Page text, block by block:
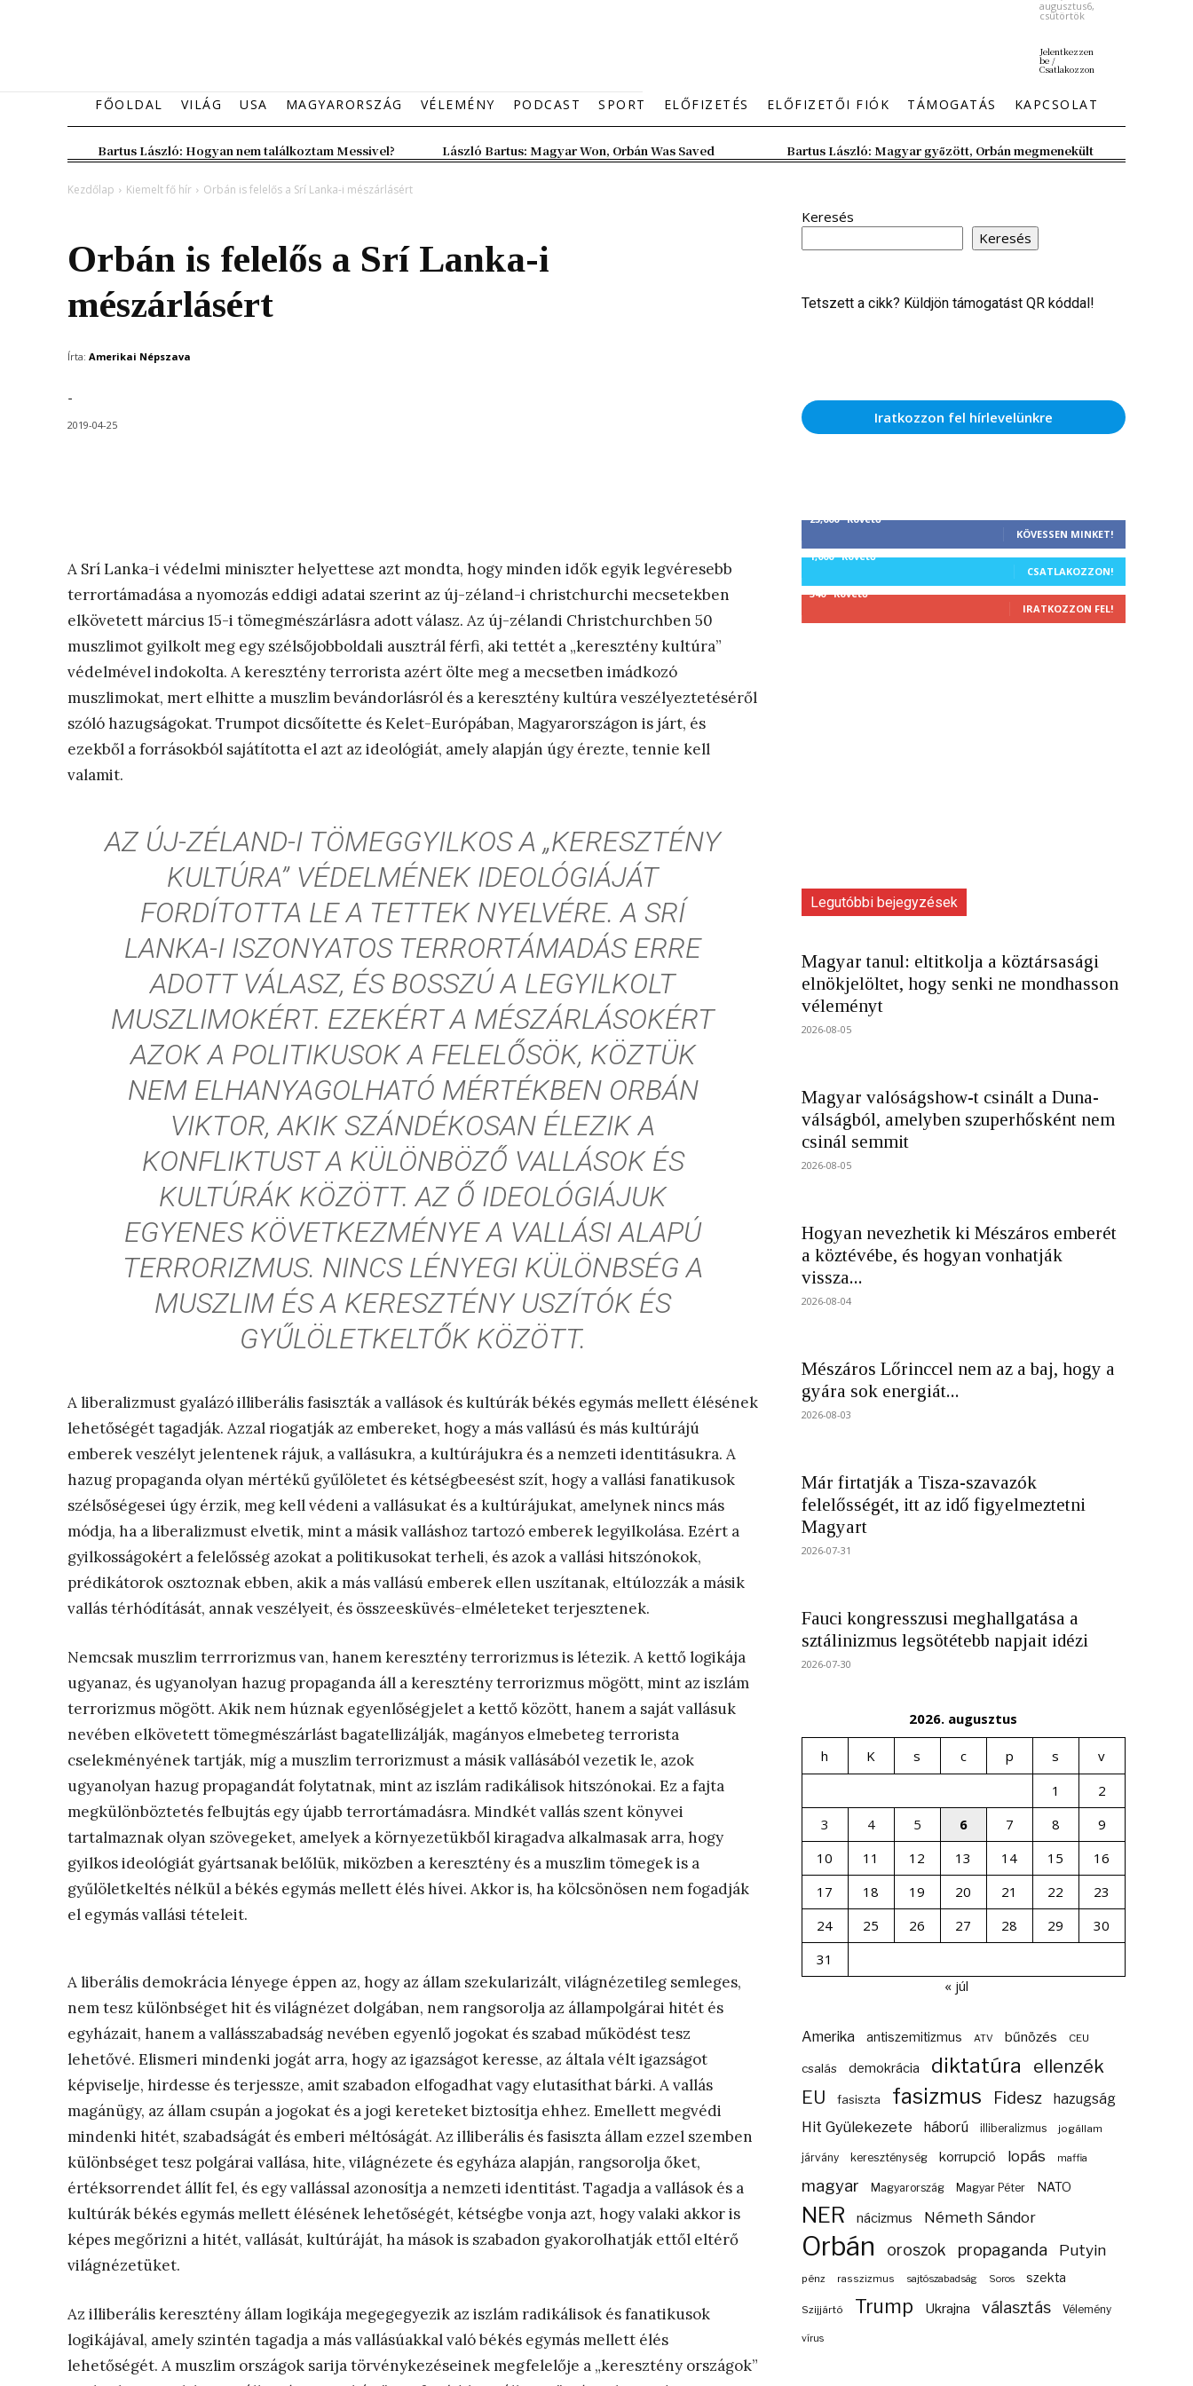
augusztus6,
csütörtök
Jelentkezzen
be /
Csatlakozzon
FŐOLDAL VILÁG USA MAGYARORSZÁG VÉLEMÉNY PODCAST SPORT ELŐFIZETÉS ELŐFIZETŐI FIÓK TÁMOGATÁS KAPCSOLAT
Bartus László: Hogyan nem találkoztam Messivel? László Bartus: Magyar Won, Orbán Was Saved Bartus László: Magyar győzött, Orbán megmenekült
Kezdőlap Kiemelt fő hír Orbán is felelős a Srí Lanka-i mészárlásért
Orbán is felelős a Srí Lanka-i
mészárlásért
Írta: Amerikai Népszava
-
2019-04-25
A Srí Lanka-i védelmi miniszter helyettese azt mondta, hogy minden idők egyik legvéresebb
terrortámadása a nyomozás eddigi adatai szerint az új-zéland-i christchurchi mecsetekben
elkövetett március 15-i tömegmészárlásra adott válasz. Az új-zélandi Christchurchben 50
muszlimot gyilkolt meg egy szélsőjobboldali ausztrál férfi, aki tettét a „keresztény kultúra”
védelmével indokolta. A keresztény terrorista azért ölte meg a mecsetben imádkozó
muszlimokat, mert elhitte a muszlim bevándorlásról és a keresztény kultúra veszélyeztetéséről
szóló hazugságokat. Trumpot dicsőítette és Kelet-Európában, Magyarországon is járt, és
ezekből a forrásokból sajátította el azt az ideológiát, amely alapján úgy érezte, tennie kell
valamit.
AZ ÚJ-ZÉLAND-I TÖMEGGYILKOS A „KERESZTÉNY
KULTÚRA” VÉDELMÉNEK IDEOLÓGIÁJÁT
FORDÍTOTTA LE A TETTEK NYELVÉRE. A SRÍ
LANKA-I ISZONYATOS TERRORTÁMADÁS ERRE
ADOTT VÁLASZ, ÉS BOSSZÚ A LEGYILKOLT
MUSZLIMOKÉRT. EZEKÉRT A MÉSZÁRLÁSOKÉRT
AZOK A POLITIKUSOK A FELELŐSÖK, KÖZTÜK
NEM ELHANYAGOLHATÓ MÉRTÉKBEN ORBÁN
VIKTOR, AKIK SZÁNDÉKOSAN ÉLEZIK A
KONFLIKTUST A KÜLÖNBÖZŐ VALLÁSOK ÉS
KULTÚRÁK KÖZÖTT. AZ Ő IDEOLÓGIÁJUK
EGYENES KÖVETKEZMÉNYE A VALLÁSI ALAPÚ
TERRORIZMUS. NINCS LÉNYEGI KÜLÖNBSÉG A
MUSZLIM ÉS A KERESZTÉNY USZÍTÓK ÉS
GYŰLÖLETKELTŐK KÖZÖTT.
A liberalizmust gyalázó illiberális fasiszták a vallások és kultúrák békés egymás mellett élésének
lehetőségét tagadják. Azzal riogatják az embereket, hogy a más vallású és más kultúrájú
emberek veszélyt jelentenek rájuk, a vallásukra, a kultúrájukra és a nemzeti identitásukra. A
hazug propaganda olyan mértékű gyűlöletet és kétségbeesést szít, hogy a vallási fanatikusok
szélsőségesei úgy érzik, meg kell védeni a vallásukat és a kultúrájukat, amelynek nincs más
módja, ha a liberalizmust elvetik, mint a másik valláshoz tartozó emberek legyilkolása. Ezért a
gyilkosságokért a felelősség azokat a politikusokat terheli, és azok a vallási hitszónokok,
prédikátorok osztoznak ebben, akik a más vallású emberek ellen uszítanak, eltúlozzák a másik
vallás térhódítását, annak veszélyeit, és összeesküvés-elméleteket terjesztenek.
Nemcsak muszlim terrrorizmus van, hanem keresztény terrorizmus is létezik. A kettő logikája
ugyanaz, és ugyanolyan hazug propaganda áll a keresztény terrorizmus mögött, mint az iszlám
terrorizmus mögött. Akik nem húznak egyenlőségjelet a kettő között, hanem a saját vallásuk
nevében elkövetett tömegmészárlást bagatellizálják, magányos elmebeteg terrorista
cselekményének tartják, míg a muszlim terrorizmust a másik vallásából vezetik le, azok
ugyanolyan hazug propagandát folytatnak, mint az iszlám radikálisok hitszónokai. Ez a fajta
megkülönböztetés felbujtás egy újabb terrortámadásra. Mindkét vallás szent könyvei
tartalmaznak olyan szövegeket, amelyek a környezetükből kiragadva alkalmasak arra, hogy
gyilkos ideológiát gyártsanak belőlük, miközben a keresztény és a muszlim tömegek is a
gyűlöletkeltés nélkül a békés egymás mellett élés hívei. Akkor is, ha kölcsönösen nem fogadják
el egymás vallási tételeit.
A liberális demokrácia lényege éppen az, hogy az állam szekularizált, világnézetileg semleges,
nem tesz különbséget hit és világnézet dolgában, nem rangsorolja az állampolgárai hitét és
egyházait, hanem a vallásszabadság nevében egyenlő jogokat és szabad működést tesz
lehetővé. Elismeri mindenki jogát arra, hogy az igazságot keresse, az általa vélt igazságot
képviselje, hirdesse és terjessze, amit szabadon elfogadhat vagy elutasíthat bárki. A vallás
magánügy, az állam csupán a jogokat és a jogi kereteket biztosítja ehhez. Emellett megvédi
mindenki hitét, szabadságát és emberi méltóságát. Az illiberális és fasiszta állam ezzel szemben
különbséget tesz polgárai vallása, hite, világnézete és egyháza alapján, rangsorolja őket,
értéksorrendet állít fel, és egy vallással azonosítja a nemzeti identitást. Tagadja a vallások és a
kultúrák békés egymás mellett élésének lehetőségét, kétségbe vonja azt, hogy valaki akkor is
képes megőrizni a hitét, vallását, kultúráját, ha mások is szabadon gyakorolhatják ettől eltérő
világnézetüket.
Az illiberális keresztény állam logikája megegegyezik az iszlám radikálisok és fanatikusok
logikájával, amely szintén tagadja a más vallásúakkal való békés egymás mellett élés
lehetőségét. A muszlim országok sarija törvénykezéseinek megfelelője a „keresztény országok”
Keresés
Keresés
Tetszett a cikk? Küldjön támogatást QR kóddal!
Iratkozzon fel hírlevelünkre
25,000 Követő
KÖVESSEN MINKET!
1,000 Követő
CSATLAKOZZON!
340 Követő
IRATKOZZON FEL!
Legutóbbi bejegyzések
Magyar tanul: eltitkolja a köztársasági
elnökjelöltet, hogy senki ne mondhasson
véleményt
2026-08-05
Magyar valóságshow-t csinált a Duna-
válságból, amelyben szuperhősként nem
csinál semmit
2026-08-05
Hogyan nevezhetik ki Mészáros emberét
a köztévébe, és hogyan vonhatják
vissza...
2026-08-04
Mészáros Lőrinccel nem az a baj, hogy a
gyára sok energiát...
2026-08-03
Már firtatják a Tisza-szavazók
felelősségét, itt az idő figyelmeztetni
Magyart
2026-07-31
Fauci kongresszusi meghallgatása a
sztálinizmus legsötétebb napjait idézi
2026-07-30
2026. augusztus
h K s c p s
v
1
2
3
4 5 6 7 8
9
10
11 12 13 14 15
16
17
18 19 20 21 22
23
24
25 26 27 28 29
30
31
« júl
Amerika antiszemitizmus ATV bűnözés CEU
csalás demokrácia diktatúra ellenzék
EU fasiszta fasizmus Fidesz hazugság
Hit Gyülekezete háború illiberalizmus jogállam
járvány kereszténység korrupció lopás maffia
magyar Magyarország Magyar Péter NATO
NER nácizmus Németh Sándor
Orbán oroszok propaganda Putyin
pénz rasszizmus sajtószabadság Soros szekta
Szijjártó Trump Ukrajna választás Vélemény
vírus